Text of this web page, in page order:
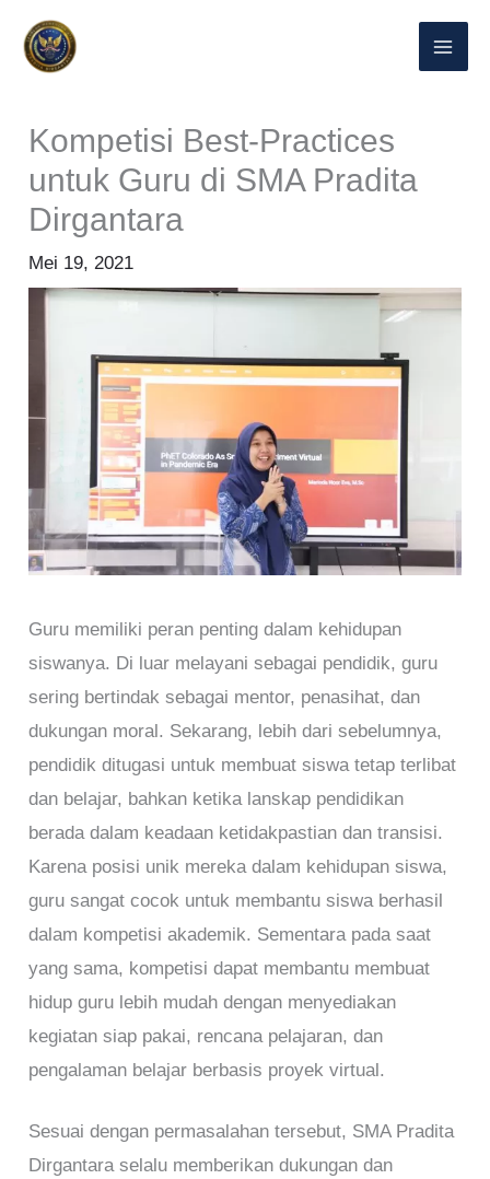
Lewati
Kompetisi Best-Practices
untuk Guru di SMA Pradita
Dirgantara
Mei 19, 2021
Guru memiliki peran penting dalam kehidupan
siswanya. Di luar melayani sebagai pendidik, guru
sering bertindak sebagai mentor, penasihat, dan
dukungan moral. Sekarang, lebih dari sebelumnya,
pendidik ditugasi untuk membuat siswa tetap terlibat
dan belajar, bahkan ketika lanskap pendidikan
berada dalam keadaan ketidakpastian dan transisi.
Karena posisi unik mereka dalam kehidupan siswa,
guru sangat cocok untuk membantu siswa berhasil
dalam kompetisi akademik. Sementara pada saat
yang sama, kompetisi dapat membantu membuat
hidup guru lebih mudah dengan menyediakan
kegiatan siap pakai, rencana pelajaran, dan
pengalaman belajar berbasis proyek virtual.
Sesuai dengan permasalahan tersebut, SMA Pradita
Dirgantara selalu memberikan dukungan dan